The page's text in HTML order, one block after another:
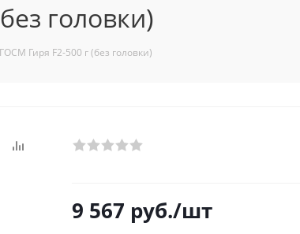
головки)
Гиря F2-500 г (без головки)
9 567 руб./шт